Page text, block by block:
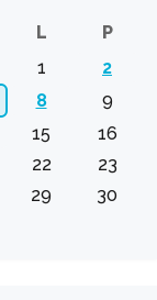
L
P
1
2
8
9
15
16
22
23
29
30